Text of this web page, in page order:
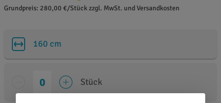
Grundpreis: 280,00 €/Stück zzgl. MwSt. und Versandkosten
160 cm
Stück